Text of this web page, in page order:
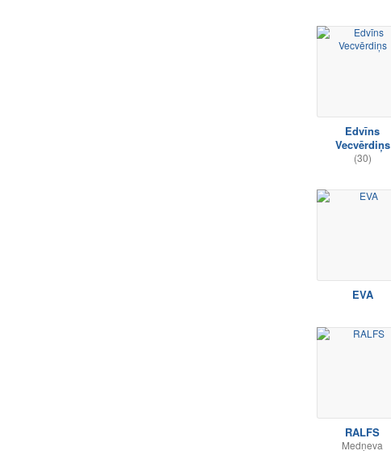
Edvīns
Vecvērdiņs
(30)
EVA
RALFS
Medņeva